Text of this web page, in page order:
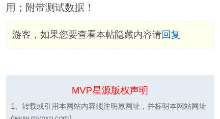
用；附带测试数据！
游客，如果您要查看本帖隐藏内容请回复
MVP星源版权声明
1、转载或引用本网站内容须注明原网址，并标明本网站网址